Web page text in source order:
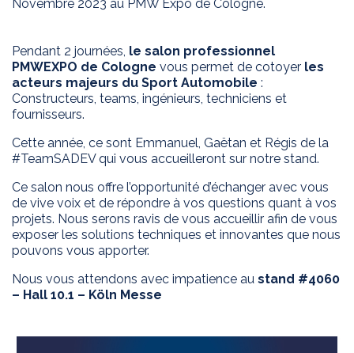
EXPERTISE
Innovation
mesure
APPLICATIONS
Gamme 2 WD
REVENDEURS
Novembre 2023 au PMW Expo de Cologne.
Pendant 2 journées, le salon professionnel
PMWEXPO de Cologne vous permet de cotoyer les
acteurs majeurs du Sport Automobile :
Constructeurs, teams, ingénieurs, techniciens et
fournisseurs.
Cette année, ce sont Emmanuel, Gaëtan et Régis de la
#TeamSADEV qui vous accueilleront sur notre stand.
Ce salon nous offre l’opportunité d’échanger avec vous
de vive voix et de répondre à vos questions quant à vos
projets. Nous serons ravis de vous accueillir afin de vous
exposer les solutions techniques et innovantes que nous
pouvons vous apporter.
Nous vous attendons avec impatience au stand #4060
– Hall 10.1 – Köln Messe